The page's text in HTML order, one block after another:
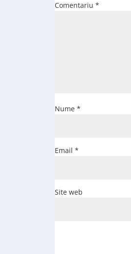
Comentariu *
Nume *
Email *
Site web